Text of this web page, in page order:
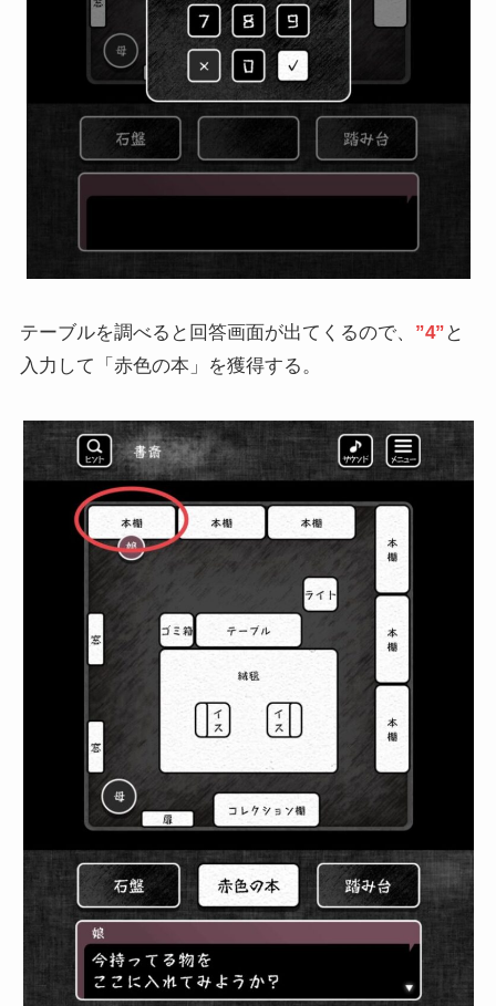
テーブルを調べると回答画面が出てくるので、 ”4” と
入力して「赤色の本」を獲得する。